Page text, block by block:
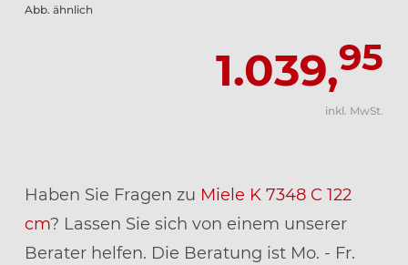
Abb. ähnlich
1.039,95
inkl. MwSt.
Haben Sie Fragen zu Miele K 7348 C 122
cm? Lassen Sie sich von einem unserer
Berater helfen. Die Beratung ist Mo. - Fr.